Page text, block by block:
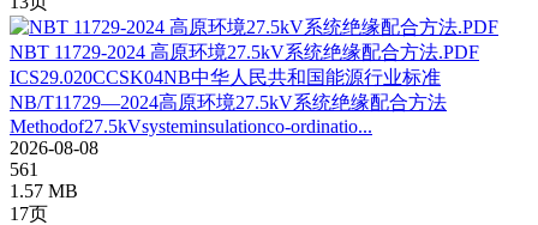
NBT 11729-2024 高原环境27.5kV系统绝缘配合方法.PDF
ICS29.020CCSK04NB中华人民共和国能源行业标准
NB/T11729—2024高原环境27.5kV系统绝缘配合方法
Methodof27.5kVsysteminsulationco-ordinatio...
2026-08-08
561
1.57 MB
17页